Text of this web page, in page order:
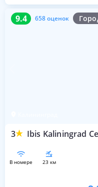
9.4 658 оценок
3 Ibis Kaliningrad
9.4 658 оценок
в номере 23 км